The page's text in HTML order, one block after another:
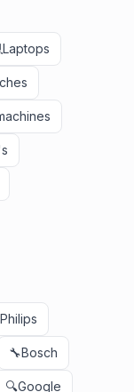
Laptops
Philips
🔧Bosch
🔍Google